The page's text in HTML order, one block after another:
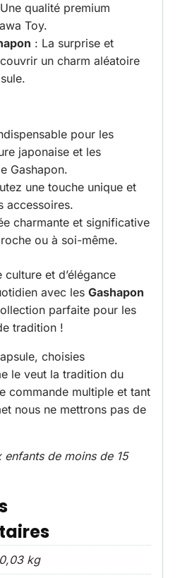
qualité premium
Toy.
: La surprise et
un charm aléatoire
pour les
japonaise et les
Gashapon.
une touche unique et
accessoires.
charmante et significative
ou à soi-même.
et d’élégance
avec les Gashapon
parfaite pour les
tradition !
choisies
le veut la tradition du
commande multiple et tant
nous ne mettrons pas de
de moins de 15
0,03 kg